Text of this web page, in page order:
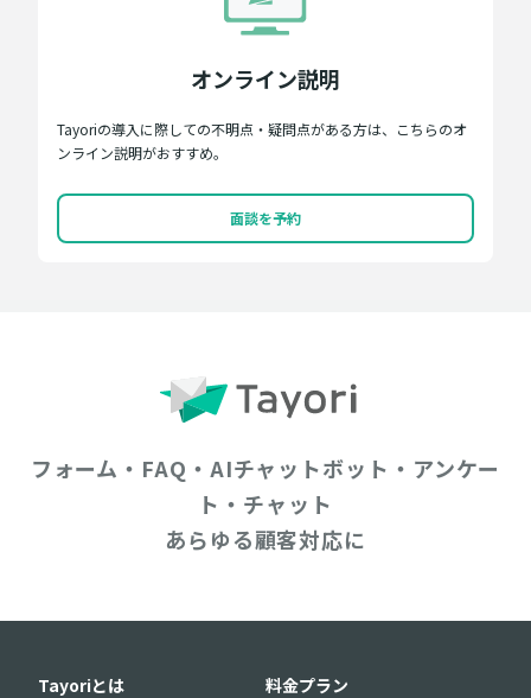
オンライン説明
Tayoriの導入に際しての不明点・疑問点がある方は、こちらのオ
ンライン説明がおすすめ。
面談を予約
フォーム・FAQ・AIチャットボット・アンケー
ト・チャット
あらゆる顧客対応に
Tayoriとは 料金プラン